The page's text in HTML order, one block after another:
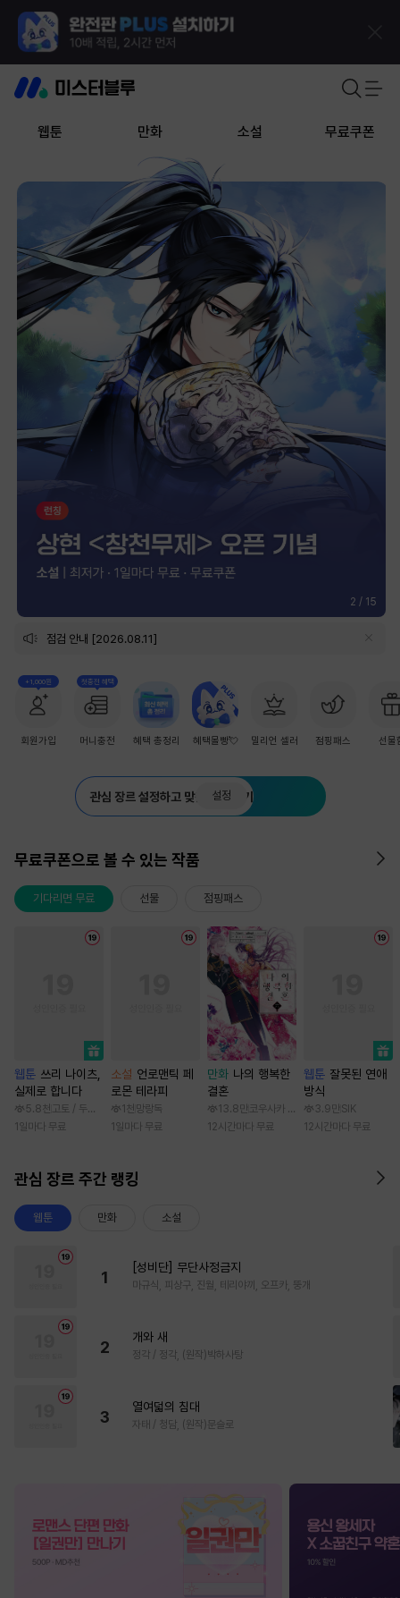
웹툰 만화 소설 무료쿠폰
2 / 15
점검 안내 [2026.08.11]
+1,000원
회원가입
첫충전 혜택
머니충전 혜택 총정리 혜택몰빵💘 밀리언 셀러 점핑패스 선물
관심 장르 설정하고 맞춤 추천 받기
설정
무료쿠폰으로 볼 수 있는 작품
기다리면 무료 선물 점핑패스
웹툰 쓰리 나이츠,
실제로 합니다
5.8천 고토 / 두나래
1일마다 무료
소설 언로맨틱 페
로몬 테라피
1천 망랑독
1일마다 무료
만화 나의 행복한
결혼
13.8만 코우사카 리토 / 아기토기 아쿠미
12시간마다 무료
웹툰 잘못된 연애
방식
3.9만 SIK
12시간마다 무료
관심 장르 주간 랭킹
웹툰 만화 소설
1
[성비단] 무단사정금지
마규식, 피상구, 진월, 테리야끼, 오프카, 뚱개
2
개와 새
정각 / 정각, (원작)박하사탕
3
열여덟의 침대
자태 / 청담, (원작)문슬로